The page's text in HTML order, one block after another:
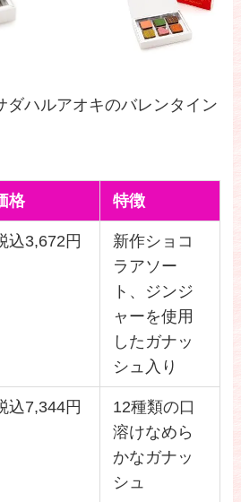
ダハルアオキのバレンタイン
格 特徴
込3,672円
新作ショコ
ラアソー
ト、ジンジ
ャーを使用
したガナッ
シュ入り
込7,344円
12種類の口
溶けなめら
かなガナッ
シュ